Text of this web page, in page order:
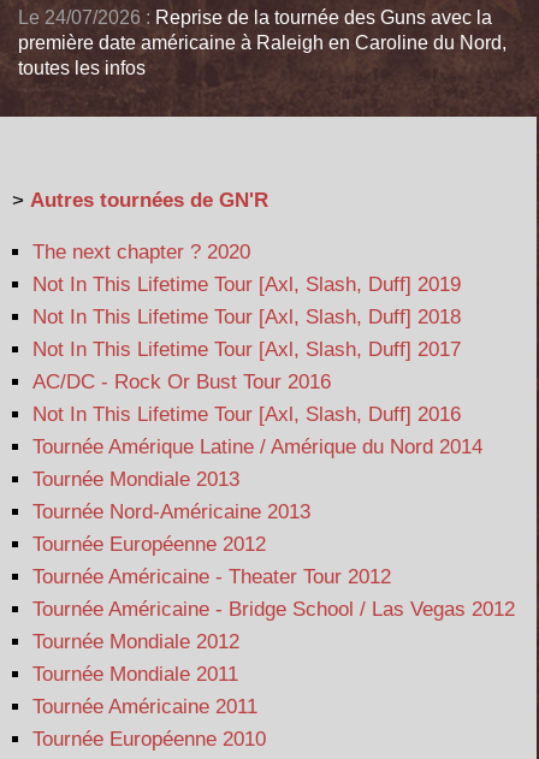
Le 24/07/2026 : Reprise de la tournée des Guns avec la
première date américaine à Raleigh en Caroline du Nord,
toutes les infos
> Autres tournées de GN'R
The next chapter ? 2020
Not In This Lifetime Tour [Axl, Slash, Duff] 2019
Not In This Lifetime Tour [Axl, Slash, Duff] 2018
Not In This Lifetime Tour [Axl, Slash, Duff] 2017
AC/DC - Rock Or Bust Tour 2016
Not In This Lifetime Tour [Axl, Slash, Duff] 2016
Tournée Amérique Latine / Amérique du Nord 2014
Tournée Mondiale 2013
Tournée Nord-Américaine 2013
Tournée Européenne 2012
Tournée Américaine - Theater Tour 2012
Tournée Américaine - Bridge School / Las Vegas 2012
Tournée Mondiale 2012
Tournée Mondiale 2011
Tournée Américaine 2011
Tournée Européenne 2010